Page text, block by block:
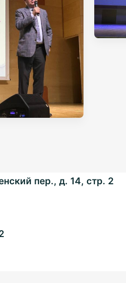
пер., д. 14, стр. 2